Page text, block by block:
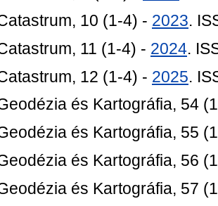
10 (1-4) - 2023.
11 (1-4) - 2024.
12 (1-4) - 2025.
és Kartográfia, 54
és Kartográfia, 55
és Kartográfia, 56
és Kartográfia, 57